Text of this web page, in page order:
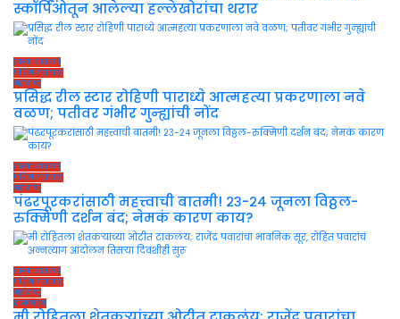
स्कॉर्पिओतून आलेल्या हल्लेखोरांचा थरार
ताज्या बातम्या
पश्चिम महाराष्ट्र
महाराष्ट्र
प्रसिद्ध रील स्टार रोहिणी पाराध्ये आत्महत्या प्रकरणाला नवे
वळण; पतीवर गंभीर गुन्ह्यांची नोंद
ताज्या बातम्या
पश्चिम महाराष्ट्र
महाराष्ट्र
पंढरपूरकरांसाठी महत्त्वाची बातमी! २३-२४ जूनला विठ्ठल-
रुक्मिणी दर्शन बंद; नेमकं कारण काय?
ताज्या बातम्या
पश्चिम महाराष्ट्र
महाराष्ट्र
राजकारण